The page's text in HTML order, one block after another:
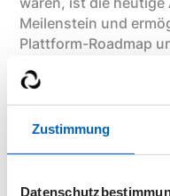
Zustimmung
waren, ist die
Meilenstein und
Plattform-Roadmap
schneller
als unseren
dürfen, da sie das
Energiebranche